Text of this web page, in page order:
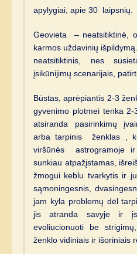
apylygiai, apie 30 laipsnių.
Geovieta – neatsitiktinė,
karmos uždavinių
neatsitiktinis, nes
įsikūnijimų scenarijais,
Būstas, aprėpiantis 2-3
gyvenimo plotmei tenka 2-
atsiranda pasirinkimų
arba tarpinis ženklas ,
viršūnės astrogramoje ir
sunkiau atpažįstamas,
žmogui keblu tvarkytis ir
sąmoningesnis,
jam kyla problemų dėl
jis atranda savyje ir
evoliucionuoti be
ženklo vidiniais ir išoriniais